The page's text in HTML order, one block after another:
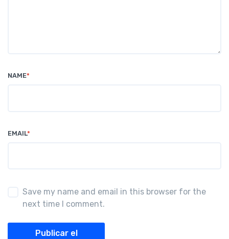
NAME*
EMAIL*
Save my name and email in this browser for the
next time I comment.
Publicar el